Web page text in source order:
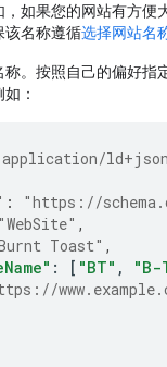
如果您的网站有方便
该名称遵循选择网站名
。按照自己的偏好指
：
: "https://
"WebSite" ,
Toast" ,
: [ "BT" , "B-